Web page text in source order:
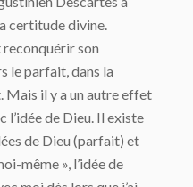
certitude divine.
reconquérir son
le parfait, dans la
Mais il y a un autre effet
l’idée de Dieu. Il existe
de Dieu (parfait) et
même », l’idée de